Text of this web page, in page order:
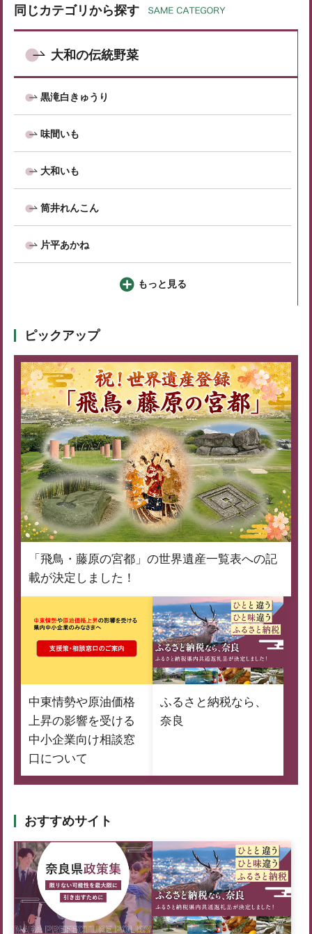
同じカテゴリから探す
大和の伝統野菜
黒滝白きゅうり
味間いも
大和いも
筒井れんこん
片平あかね
もっと見る
ピックアップ
「飛鳥・藤原の宮都」の世界遺産一覧表への記
載が決定しました！
中東情勢や原油価格
上昇の影響を受ける
中小企業向け相談窓
口について
ふるさと納税なら、
奈良
おすすめサイト